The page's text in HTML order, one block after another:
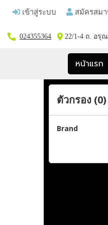
เข้าสู่ระบบ สมัครสม
024355364 22/1-4 ถ. อรุ
หน้าแรก
ตัวกรอง (0)
Brand